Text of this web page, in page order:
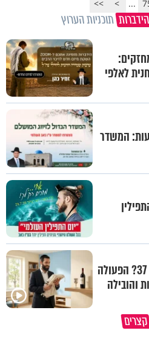
...
>
>>
תוכניות הערוץ
לאלפי
המשדר
מה הסיכוי להתחתן בגיל 37? הפעולה
והובילה
קצרים